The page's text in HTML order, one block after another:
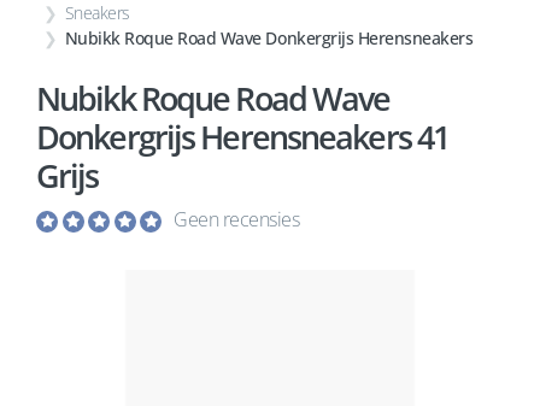
Sneakers
Nubikk Roque Road Wave Donkergrijs Herensneakers
Nubikk Roque Road Wave
Donkergrijs Herensneakers 41
Grijs
Geen recensies